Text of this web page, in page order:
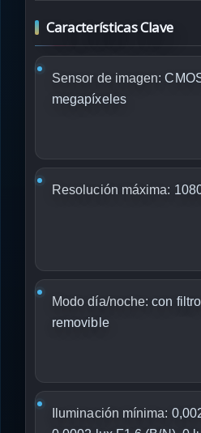
Características Clave
Sensor de imagen:
megapíxeles
Resolución máxima:
Modo día/noche: con
removible
Iluminación mínima: